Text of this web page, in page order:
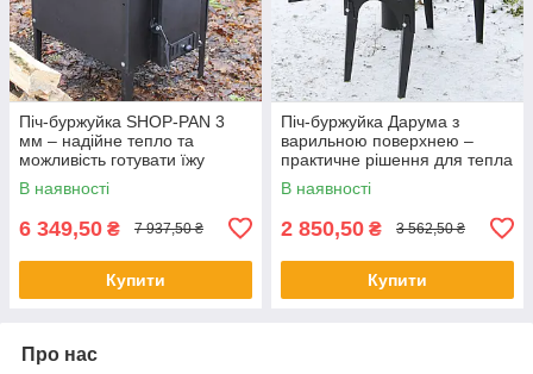
Піч-буржуйка SHOP-PAN 3
мм – надійне тепло та
можливість готувати їжу
В наявності
6 349,50 ₴ 7 937,50 ₴
Купити
Піч-буржуйка Дарума з
варильною поверхнею –
практичне рішення для тепла
та приготування їжі
В наявності
2 850,50 ₴ 3 562,50 ₴
Купити
Про нас